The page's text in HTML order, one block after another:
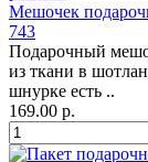
Мешочек
743
Подарочный
из ткани в
шнурке есть ..
169.00 р.